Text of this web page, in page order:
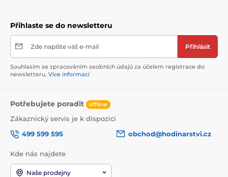
Přihlaste se do newsletteru
Zde napište váš e-mail Přihlásit
Souhlasím se zpracováním osobních údajů za účelem registrace do
newsletteru. Více informací
Potřebujete poradit offline
Zákaznický servis je k dispozici
499 599 595
obchod@hodinarstvi.cz
Kde nás najdete
Naše prodejny